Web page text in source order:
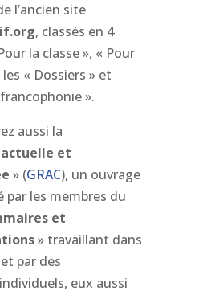
l’ancien site
, classés en 4
la classe », « Pour
« Dossiers » et
».
aussi la
et
» (GRAC), un ouvrage
par les membres du
et
» travaillant dans
par des
eux aussi